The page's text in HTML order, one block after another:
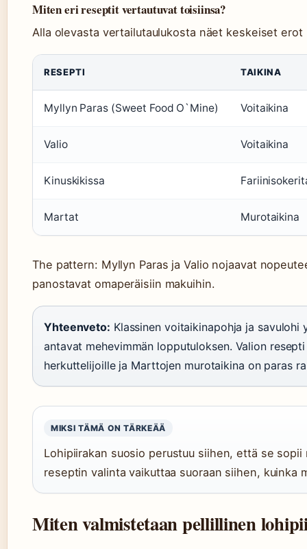
Miten eri reseptit vertautuvat toisiinsa?
Alla olevasta vertailutaulukosta näet keskeiset
RESEPTI TAIKINA
Myllyn Paras (Sweet Food O`Mine) Voitaikina
Valio Voitaikina
Kinuskikissa
Martat Murotaikina
The pattern: Myllyn Paras ja Valio nojaavat
panostavat omaperäisiin makuihin.
Yhteenveto: Klassinen voitaikinapohja ja
antavat mehevimmän lopputuloksen. Valion
herkuttelijoille ja Marttojen murotaikina on paras
MIKSI TÄMÄ ON TÄRKEÄÄ
Lohipiirakan suosio perustuu siihen, että se
reseptin valinta vaikuttaa suoraan siihen, kuinka
Miten valmistetaan pellillinen